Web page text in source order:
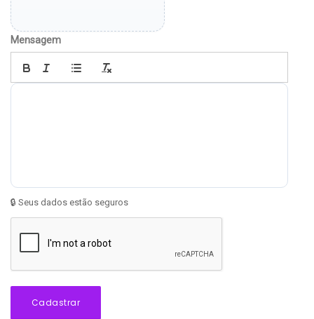
Mensagem
🔒 Seus dados estão seguros